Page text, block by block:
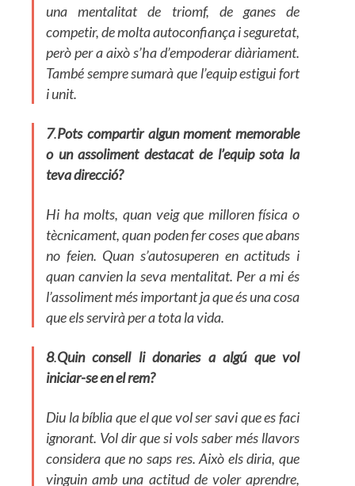
una mentalitat de triomf, de ganes de
competir, de molta autoconfiança i seguretat,
però per a això s’ha d’empoderar diàriament.
També sempre sumarà que l’equip estigui fort
i unit.
7.Pots compartir algun moment memorable
o un assoliment destacat de l’equip sota la
teva direcció?
Hi ha molts, quan veig que milloren física o
tècnicament, quan poden fer coses que abans
no feien. Quan s’autosuperen en actituds i
quan canvien la seva mentalitat. Per a mi és
l’assoliment més important ja que és una cosa
que els servirà per a tota la vida.
8.Quin consell li donaries a algú que vol
iniciar-se en el rem?
Diu la bíblia que el que vol ser savi que es faci
ignorant. Vol dir que si vols saber més llavors
considera que no saps res. Això els diria, que
vinguin amb una actitud de voler aprendre,